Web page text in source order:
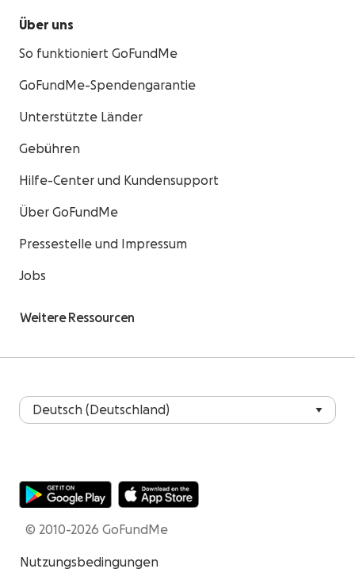
Über uns
So funktioniert GoFundMe
GoFundMe-Spendengarantie
Unterstützte Länder
Gebühren
Hilfe-Center und Kundensupport
Über GoFundMe
Pressestelle und Impressum
Jobs
Weitere Ressourcen
© 2010-2026 GoFundMe
Nutzungsbedingungen